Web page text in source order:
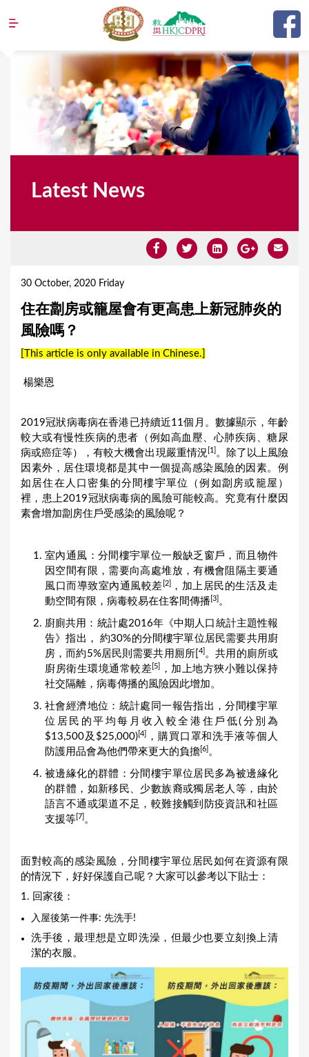
Jump to navigation
Latest News
30 October, 2020 Friday
住在劏房或籠屋會有更高患上新冠肺炎的
風險嗎？
[This article is only available in Chinese.]
楊樂恩
2019冠狀病毒病在香港已持續近11個月。數據顯示，年齡
較大或有慢性疾病的患者（例如高血壓、心肺疾病、糖尿
病或癌症等），有較大機會出現嚴重情況 [1] 。除了以上風險
因素外，居住環境都是其中一個提高感染風險的因素。例
如居住在人口密集的分間樓宇單位（例如劏房或籠屋）
裡，患上2019冠狀病毒病的風險可能較高。究竟有什麼因
素會增加劏房住戶受感染的風險呢？
室內通風：分間樓宇單位一般缺乏窗戶，而且物件
因空間有限，需要向高處堆放，有機會阻隔主要通
風口而導致室內通風較差 [2] ，加上居民的生活及走
動空間有限，病毒較易在住客間傳播 [3] 。
廚廁共用：統計處2016年《中期人口統計主題性報
告》指出， 約30%的分間樓宇單位居民需要共用廚
房，而約5%居民則需要共用厠所[ 4] 。共用的廁所或
廚房衛生環境通常較差 [5]
，加上地方狹小難以保持
社交隔離，病毒傳播的風險因此增加。
社會經濟地位：統計處同一報告指出，分間樓宇單
位居民的平均每月收入較全港住戶低(分別為
$13,500及$25,000)[4] ，購買口罩和洗手液等個人
防護用品會為他們帶來更大的負擔 [6] 。
被邊緣化的群體：分間樓宇單位居民多為被邊緣化
的群體，如新移民、少數族裔或獨居老人等，由於
語言不通或渠道不足，較難接觸到防疫資訊和社區
支援等 [7] 。
面對較高的感染風險，分間樓宇單位居民如何在資源有限
的情況下，好好保護自己呢？大家可以參考以下貼士：
1. 回家後：
入屋後第一件事: 先洗手!
洗手後，最理想是立即洗澡，但最少也要立刻換上清
潔的衣服。